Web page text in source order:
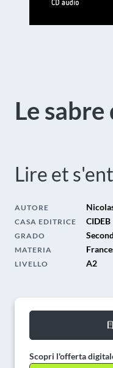
Le
Lire et
AUTORE
CASA EDITRICE CIDEB
GRADO
MATERIA
LIVELLO A2
Scopri l'offerta